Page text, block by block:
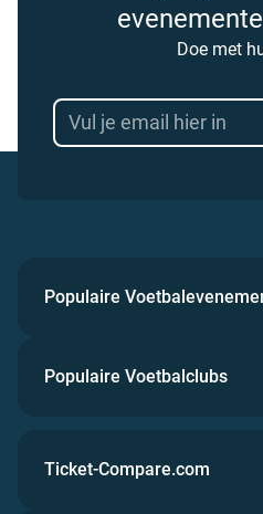
Doe met
Populaire
Populaire Voetbalclubs
Ticket-Compare.com